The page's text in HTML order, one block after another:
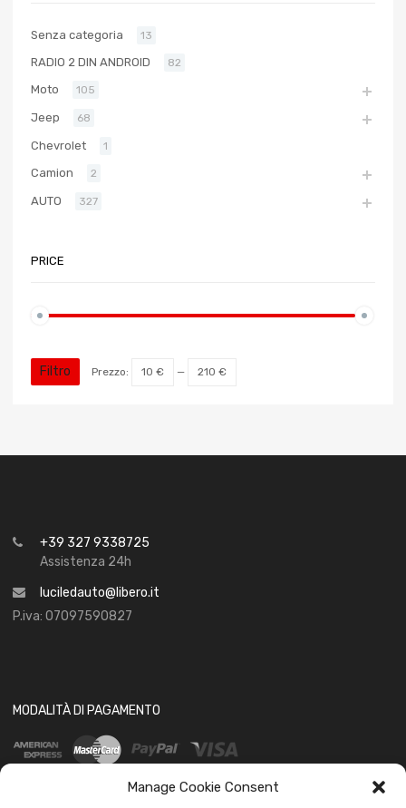
Manage Cookie Consent
Senza categoria 13
RADIO 2 DIN ANDROID 82
Moto 105
Jeep 68
Chevrolet 1
Camion 2
AUTO 327
PRICE
Filtro Prezzo: 10 € — 210 €
+39 327 9338725
Assistenza 24h
luciledauto@libero.it
P.iva: 07097590827
MODALITÀ DI PAGAMENTO